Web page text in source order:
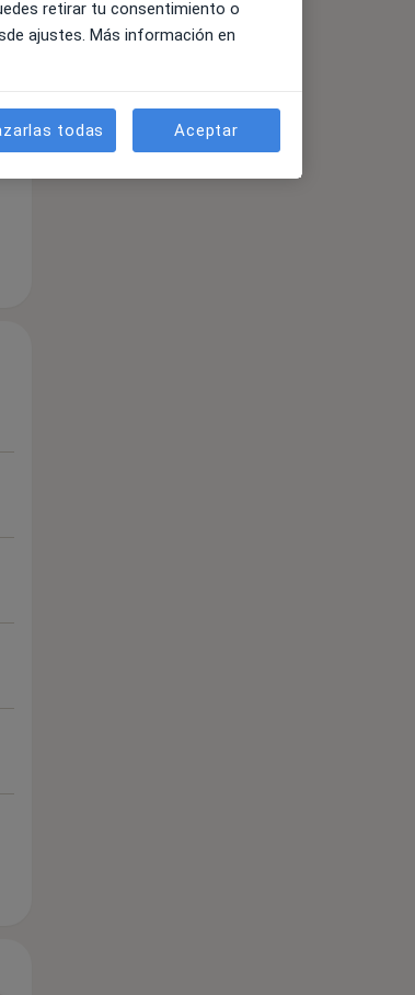
retirar tu consentimiento o
ajustes. Más información en
todas Aceptar